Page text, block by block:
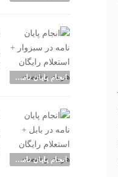
انجام پایان نامه شهرها
انجام پایان نامه شهرها